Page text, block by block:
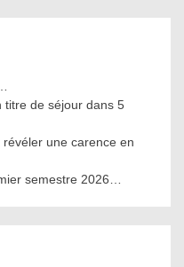
titre de séjour dans 5
une carence en
semestre 2026…